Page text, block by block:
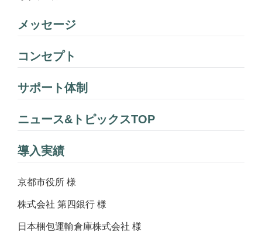
メッセージ
コンセプト
サポート体制
ニュース&トピックスTOP
導入実績
京都市役所 様
株式会社 第四銀行 様
日本梱包運輸倉庫株式会社 様